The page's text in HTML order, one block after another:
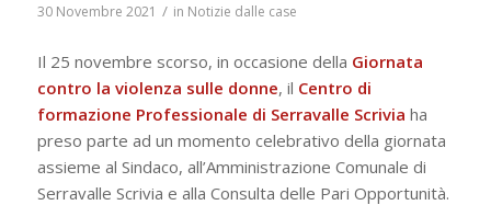
30 Novembre 2021 / in Notizie dalle case
Il 25 novembre scorso, in occasione della Giornata
contro la violenza sulle donne, il Centro di
formazione Professionale di Serravalle Scrivia ha
preso parte ad un momento celebrativo della giornata
assieme al Sindaco, all’Amministrazione Comunale di
Serravalle Scrivia e alla Consulta delle Pari Opportunità.